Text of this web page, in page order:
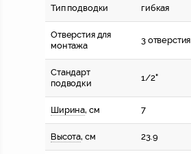
Тип подводки гибкая
Отверстия для
монтажа
3 отверстия
Стандарт
подводки
1/2"
Ширина, см 7
Высота, см 23.9